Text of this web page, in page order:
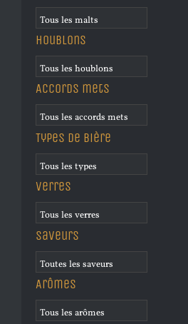
Houblons
Accords mets
Types de bière
Verres
Saveurs
Arômes